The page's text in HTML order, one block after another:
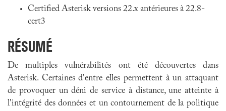
Certified Asterisk versions 22.x antérieures à 22.8-
cert3
RÉSUMÉ
De multiples vulnérabilités ont été découvertes dans
Asterisk. Certaines d'entre elles permettent à un attaquant
de provoquer un déni de service à distance, une atteinte à
l'intégrité des données et un contournement de la politique